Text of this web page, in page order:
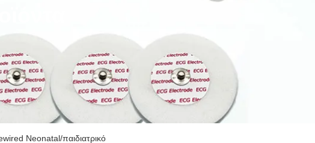
Neonatal/παιδιατρικό